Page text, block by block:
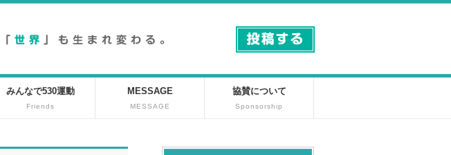
みんなで530運動
Friends
MESSAGE
MESSAGE
協賛について
Sponsorship